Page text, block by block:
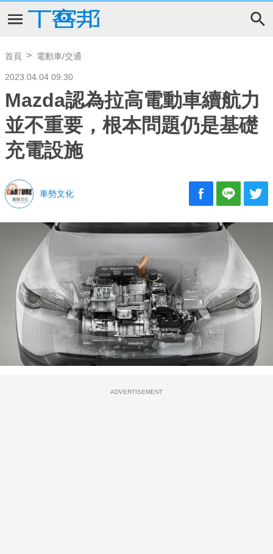
首頁 電動車/交通
2023.04.04 09:30
Mazda認為拉高電動車續航力
並不重要，根本問題仍是基礎
充電設施
車勢文化
ADVERTISEMENT